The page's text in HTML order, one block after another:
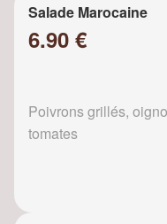
Salade Marocaine
6.90 €
Poivrons grillés,
tomates